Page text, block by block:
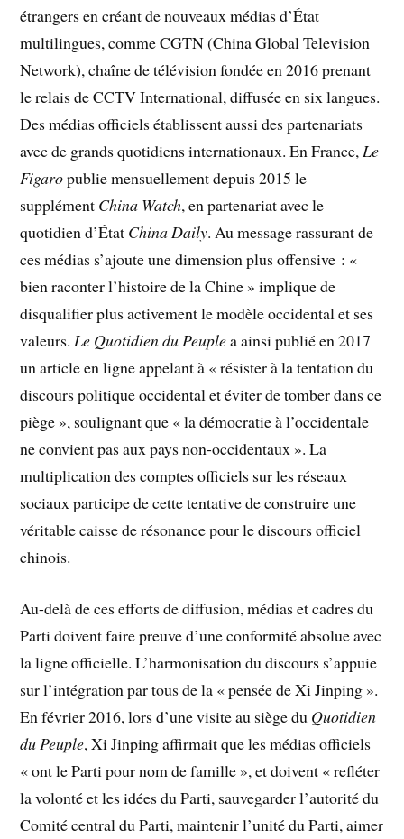
étrangers en créant de nouveaux médias d’État
multilingues, comme CGTN (China Global Television
Network), chaîne de télévision fondée en 2016 prenant
le relais de CCTV International, diffusée en six langues.
Des médias officiels établissent aussi des partenariats
avec de grands quotidiens internationaux. En France,Le
Figaropublie mensuellement depuis 2015 le
supplément China Watch, en partenariat avec le
quotidien d’État China Daily. Au message rassurant de
ces médias s’ajoute une dimension plus offensive : «
bien raconter l’histoire de la Chine » implique de
disqualifier plus activement le modèle occidental et ses
valeurs.Le Quotidien du Peuplea ainsi publié en 2017
un article en ligne appelant à « résister à la tentation du
discours politique occidental et éviter de tomber dans ce
piège », soulignant que « la démocratie à l’occidentale
ne convient pas aux pays non-occidentaux ». La
multiplication des comptes officiels sur les réseaux
sociaux participe de cette tentative de construire une
véritable caisse de résonance pour le discours officiel
chinois.
Au-delà de ces efforts de diffusion, médias et cadres du
Parti doivent faire preuve d’une conformité absolue avec
la ligne officielle. L’harmonisation du discours s’appuie
sur l’intégration par tous de la « pensée de Xi Jinping ».
En février 2016, lors d’une visite au siège du Quotidien
du Peuple, Xi Jinping affirmait que les médias officiels
« ont le Parti pour nom de famille », et doivent « refléter
la volonté et les idées du Parti, sauvegarder l’autorité du
Comité central du Parti, maintenir l’unité du Parti, aimer